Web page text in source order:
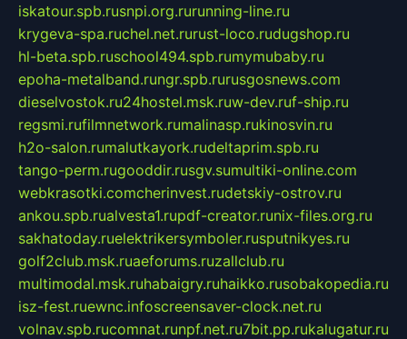
iskatour.spb.rusnpi.org.rurunning-line.ru
krygeva-spa.ruchel.net.rurust-loco.rudugshop.ru
hl-beta.spb.ruschool494.spb.rumymubaby.ru
epoha-metalband.rungr.spb.rurusgosnews.com
dieselvostok.ru24hostel.msk.ruw-dev.ruf-ship.ru
regsmi.rufilmnetwork.rumalinasp.rukinosvin.ru
h2o-salon.rumalutkayork.rudeltaprim.spb.ru
tango-perm.rugooddir.rusgv.sumultiki-online.com
webkrasotki.comcherinvest.rudetskiy-ostrov.ru
ankou.spb.rualvesta1.rupdf-creator.runix-files.org.ru
sakhatoday.ruelektrikersymboler.rusputnikyes.ru
golf2club.msk.ruaeforums.ruzallclub.ru
multimodal.msk.ruhabaigry.ruhaikko.rusobakopedia.ru
isz-fest.ruewnc.infoscreensaver-clock.net.ru
volnav.spb.rucomnat.runpf.net.ru7bit.pp.rukalugatur.ru